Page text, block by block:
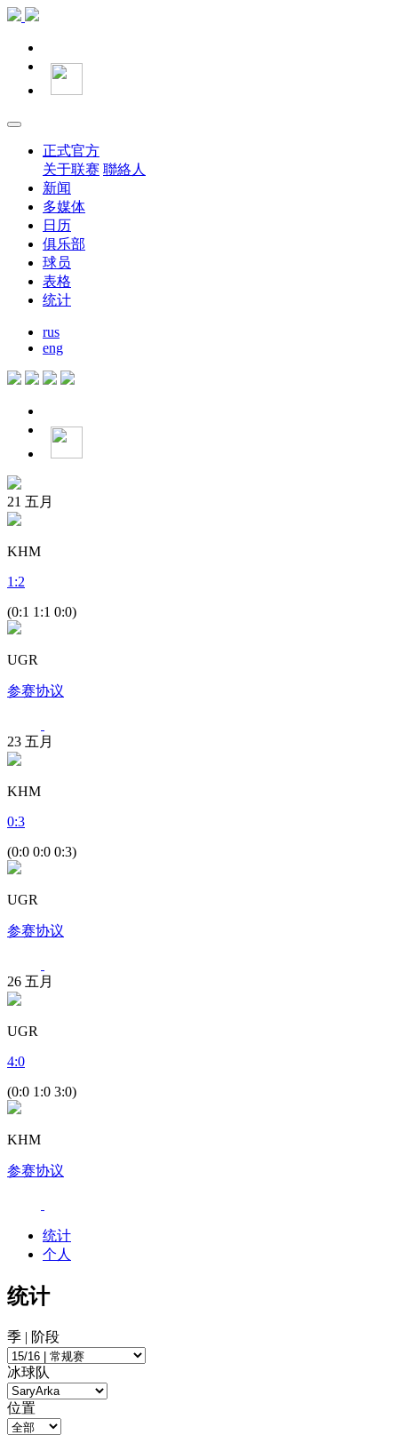
正式官方
关于联赛 聯絡人
新闻
多媒体
日历
俱乐部
球员
表格
统计
rus
eng
21 五月
KHM
1 :2
(0:1 1:1 0:0)
UGR
参赛协议
23 五月
KHM
0:3
(0:0 0:0 0:3)
UGR
参赛协议
26 五月
UGR
4:0
(0:0 1:0 3:0)
KHM
参赛协议
统计
个人
统计
季 | 阶段
冰球队
位置